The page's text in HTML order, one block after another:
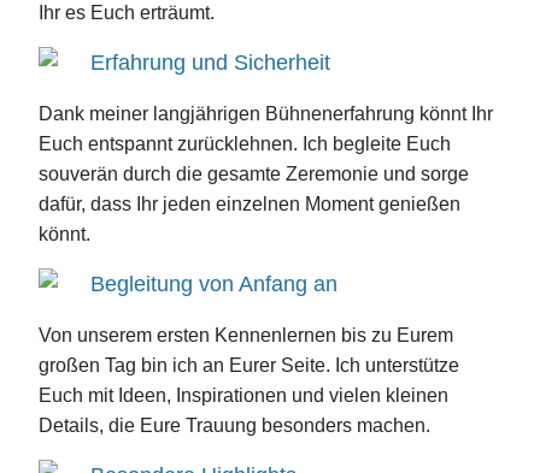
Ihr es Euch erträumt.
Erfahrung und Sicherheit
Dank meiner langjährigen Bühnenerfahrung könnt Ihr
Euch entspannt zurücklehnen. Ich begleite Euch
souverän durch die gesamte Zeremonie und sorge
dafür, dass Ihr jeden einzelnen Moment genießen
könnt.
Begleitung von Anfang an
Von unserem ersten Kennenlernen bis zu Eurem
großen Tag bin ich an Eurer Seite. Ich unterstütze
Euch mit Ideen, Inspirationen und vielen kleinen
Details, die Eure Trauung besonders machen.